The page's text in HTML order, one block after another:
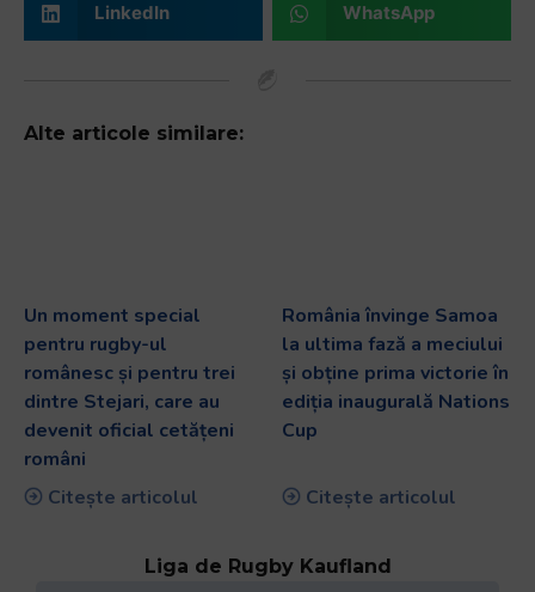
LinkedIn WhatsApp
Alte articole similare:
Un moment special
pentru rugby-ul
românesc și pentru trei
dintre Stejari, care au
devenit oficial cetățeni
români
Citește articolul
România învinge Samoa
la ultima fază a meciului
și obține prima victorie în
ediția inaugurală Nations
Cup
Citește articolul
Liga de Rugby Kaufland